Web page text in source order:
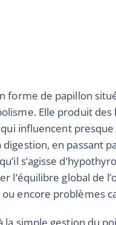
forme de papillon
Elle produit
influencent
en passant
s’agisse
l’équilibre global de
encore problèmes